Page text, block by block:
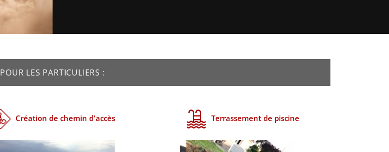
POUR LES PARTICULIERS :
Création de chemin d'accès Terrassement de piscine